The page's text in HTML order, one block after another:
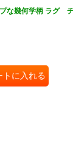
な幾何学柄 ラグ
トに入れる